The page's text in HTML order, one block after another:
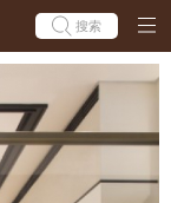
搜索